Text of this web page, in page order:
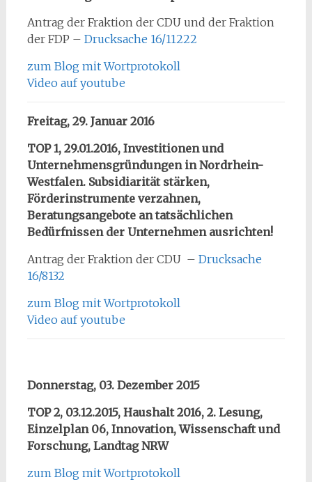
Antrag der Fraktion der CDU und der Fraktion
der FDP – Drucksache 16/11222
zum Blog mit Wortprotokoll
Video auf youtube
Freitag, 29. Januar 2016
TOP 1, 29.01.2016, Investitionen und
Unternehmensgründungen in Nordrhein-
Westfalen. Subsidiarität stärken,
Förderinstrumente verzahnen,
Beratungsangebote an tatsächlichen
Bedürfnissen der Unternehmen ausrichten!
Antrag der Fraktion der CDU – Drucksache
16/8132
zum Blog mit Wortprotokoll
Video auf youtube
Donnerstag, 03. Dezember 2015
TOP 2, 03.12.2015, Haushalt 2016, 2. Lesung,
Einzelplan 06, Innovation, Wissenschaft und
Forschung, Landtag NRW
zum Blog mit Wortprotokoll